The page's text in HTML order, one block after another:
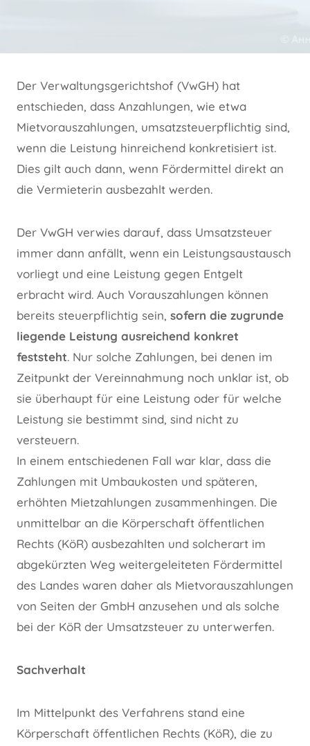
Der Verwaltungsgerichtshof (VwGH) hat
entschieden, dass Anzahlungen, wie etwa
Mietvorauszahlungen, umsatzsteuerpflichtig sind,
wenn die Leistung hinreichend konkretisiert ist.
Dies gilt auch dann, wenn Fördermittel direkt an
die Vermieterin ausbezahlt werden.
Der VwGH verwies darauf, dass Umsatzsteuer
immer dann anfällt, wenn ein Leistungsaustausch
vorliegt und eine Leistung gegen Entgelt
erbracht wird. Auch Vorauszahlungen können
bereits steuerpflichtig sein, sofern die zugrunde
liegende Leistung ausreichend konkret
feststeht. Nur solche Zahlungen, bei denen im
Zeitpunkt der Vereinnahmung noch unklar ist, ob
sie überhaupt für eine Leistung oder für welche
Leistung sie bestimmt sind, sind nicht zu
versteuern.
In einem entschiedenen Fall war klar, dass die
Zahlungen mit Umbaukosten und späteren,
erhöhten Mietzahlungen zusammenhingen. Die
unmittelbar an die Körperschaft öffentlichen
Rechts (KöR) ausbezahlten und solcherart im
abgekürzten Weg weitergeleiteten Fördermittel
des Landes waren daher als Mietvorauszahlungen
von Seiten der GmbH anzusehen und als solche
bei der KöR der Umsatzsteuer zu unterwerfen.
Sachverhalt
Im Mittelpunkt des Verfahrens stand eine
Körperschaft öffentlichen Rechts (KöR), die zu